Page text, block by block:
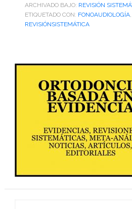
ARCHIVADO BAJO: REVISIÓN
ETIQUETADO CON: FONOAUDIOLOGÍA,
REVISIÓNSISTEMÁTICA
Barra
lateral
primaria